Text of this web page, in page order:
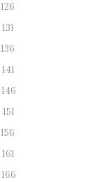
126
131
136
141
146
151
156
161
166